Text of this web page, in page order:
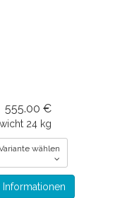
555.00 €
24 kg
wählen
Informationen